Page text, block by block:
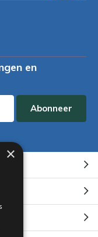
en
Abonneer
×